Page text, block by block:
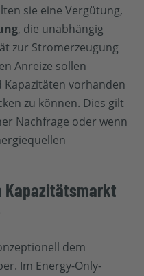
sie eine Vergütung,
, die unabhängig
zur Stromerzeugung
Anreize sollen
Kapazitäten vorhanden
zu können. Dies gilt
Nachfrage oder wenn
Kapazitätsmarkt
dem
Im Energy-Only-